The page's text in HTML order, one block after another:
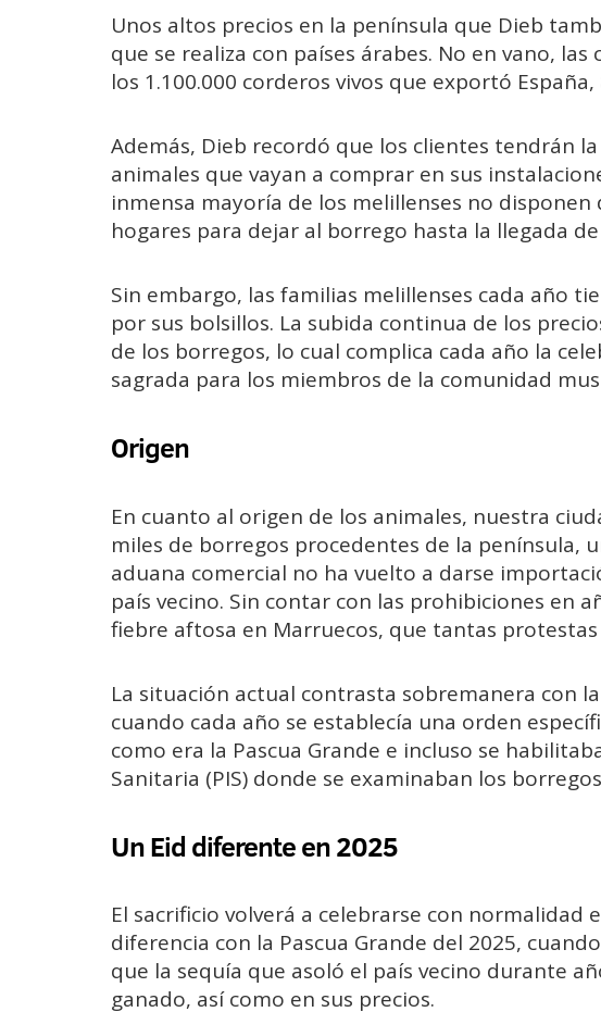
Unos altos precios en la península que Dieb
que se realiza con países árabes. No en vano,
los 1.100.000 corderos vivos que exportó
Además, Dieb recordó que los clientes tendrán
animales que vayan a comprar en sus
inmensa mayoría de los melillenses no disponen
hogares para dejar al borrego hasta la llegada de
Sin embargo, las familias melillenses cada año
por sus bolsillos. La subida continua de los
de los borregos, lo cual complica cada año la
sagrada para los miembros de la comunidad
Origen
En cuanto al origen de los animales, nuestra
miles de borregos procedentes de la península,
aduana comercial no ha vuelto a darse
país vecino. Sin contar con las prohibiciones en
fiebre aftosa en Marruecos, que tantas
La situación actual contrasta sobremanera con
cuando cada año se establecía una orden
como era la Pascua Grande e incluso se
Sanitaria (PIS) donde se examinaban los
Un Eid diferente en 2025
El sacrificio volverá a celebrarse con normalidad
diferencia con la Pascua Grande del 2025,
que la sequía que asoló el país vecino durante
ganado, así como en sus precios.